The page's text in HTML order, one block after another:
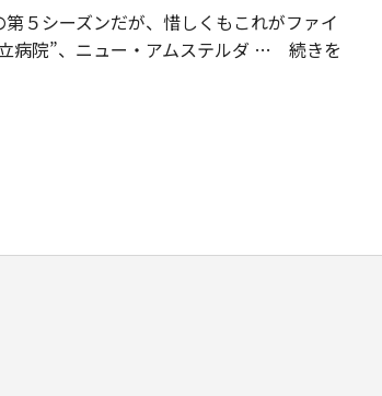
５シーズンだが、惜しくもこれがファイ
病院”、ニュー・アムステルダ
続きを